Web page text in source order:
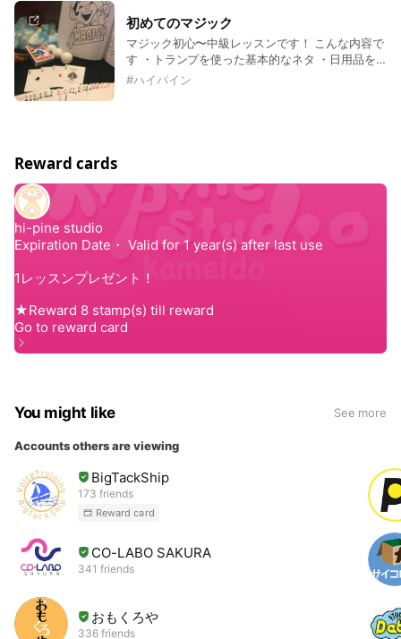
ますが、もっと上達したい！楽しい曲はあります
か？ がくふ編 ・楽譜が読めるように・書けるよ
うになりたい！ ・多少読めるけど、ちゃんと学び
たい ・はなうたorDTMなど、作曲してるけど、楽
初めてのマジック
マジック初心〜中級レッスンです！ こんな内容で
す ・トランプを使った基本的なネタ ・日用品を
使った小ネタ ・専門用具を使うけど、簡単ネタ
#ハイパイン
Reward cards
You might like See more
Accounts others are viewing
BigTackShip
173 friends
Reward card
CO-LABO SAKURA
341 friends
おもくろや
336 friends